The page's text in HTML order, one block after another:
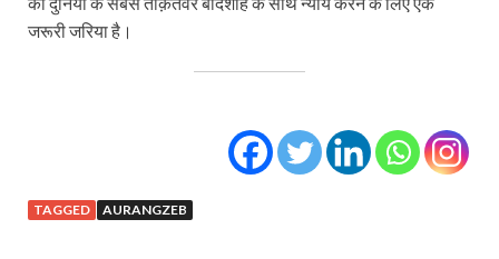
जरूरी जरिया है।
TAGGED AURANGZEB